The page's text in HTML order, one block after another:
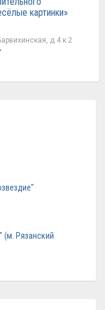
картинки»
д 4 к 2
(м. Рязанский